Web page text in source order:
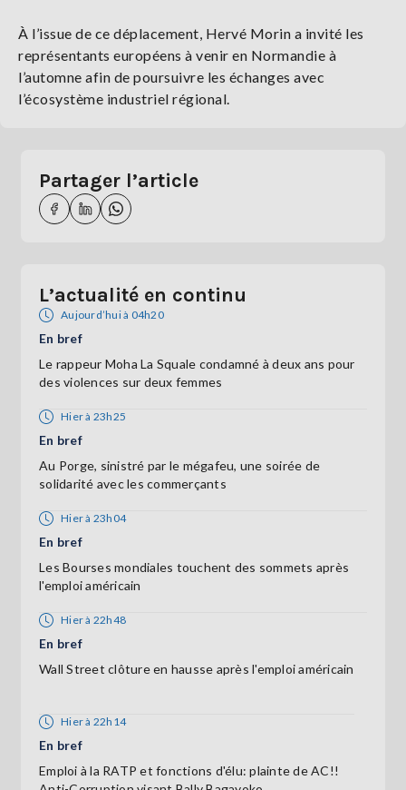
À l’issue de ce déplacement, Hervé Morin a invité les
représentants européens à venir en Normandie à
l’automne afin de poursuivre les échanges avec
l’écosystème industriel régional.
Partager l’article
L’actualité en continu
Aujourd’hui à 04h20
En bref
Le rappeur Moha La Squale condamné à deux ans pour
des violences sur deux femmes
Hier à 23h25
En bref
Au Porge, sinistré par le mégafeu, une soirée de
solidarité avec les commerçants
Hier à 23h04
En bref
Les Bourses mondiales touchent des sommets après
l'emploi américain
Hier à 22h48
En bref
Wall Street clôture en hausse après l'emploi américain
Hier à 22h14
En bref
Emploi à la RATP et fonctions d'élu: plainte de AC!!